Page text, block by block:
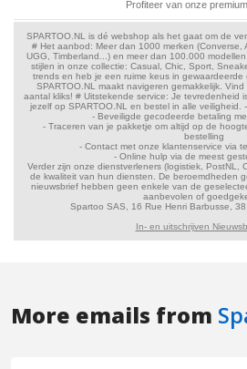
More emails from